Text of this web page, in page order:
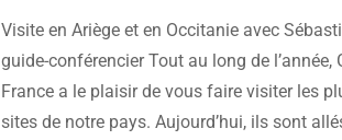
conférencier
Visite en Ariège et en Occitanie avec
guide-conférencier Tout au long de l’année,
France a le plaisir de vous faire visiter les
sites de notre pays. Aujourd’hui, ils sont